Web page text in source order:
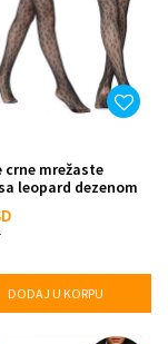
crne mrežaste
leopard dezenom
DODAJ U KORPU